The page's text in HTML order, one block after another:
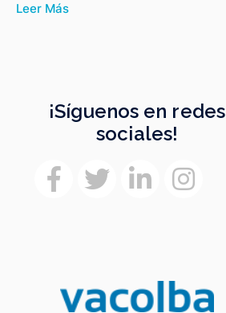
Leer Más
¡Síguenos en redes
sociales!